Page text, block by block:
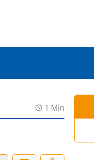
1 Min